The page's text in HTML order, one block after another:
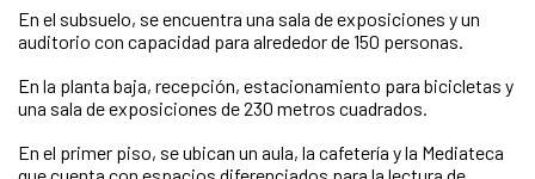
En el subsuelo, se encuentra una sala de exposiciones y un
auditorio con capacidad para alrededor de 150 personas.
En la planta baja, recepción, estacionamiento para bicicletas y
una sala de exposiciones de 230 metros cuadrados.
En el primer piso, se ubican un aula, la cafetería y la Mediateca